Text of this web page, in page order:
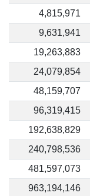
4,815,971
9,631,941
19,263,883
24,079,854
48,159,707
96,319,415
192,638,829
240,798,536
481,597,073
963,194,146